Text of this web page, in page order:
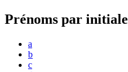
Prénoms par initiale
a
b
c